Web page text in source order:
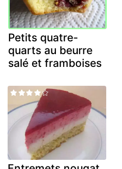
Petits quatre-
quarts au beurre
salé et framboises